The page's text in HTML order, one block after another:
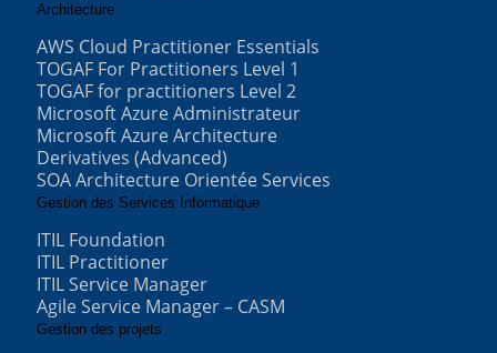
Architecture
AWS Cloud Practitioner Essentials
TOGAF For Practitioners Level 1
TOGAF for practitioners Level 2
Microsoft Azure Administrateur
Microsoft Azure Architecture
Derivatives (Advanced)
SOA Architecture Orientée Services
Gestion des Services Informatique
ITIL Foundation
ITIL Practitioner
ITIL Service Manager
Agile Service Manager – CASM
Gestion des projets